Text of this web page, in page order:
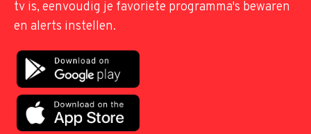
tv is, eenvoudig je favoriete programma's bewaren
en alerts instellen.